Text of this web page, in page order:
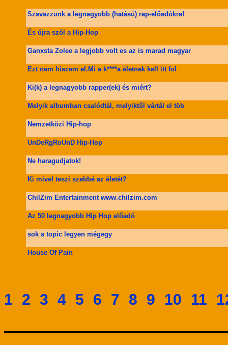
Szavazzunk a legnagyobb (hatású) rap-előadókra!
És újra szól a Hip-Hop
Ganxsta Zolee a legjobb volt es az is marad magyar
Ezt nem hiszem el.Mi a k****a életnek kell itt fol
Ki(k) a legnagyobb rapper(ek) és miért?
Melyik albumban csalódtál, melyiktől vártál el töb
Nemzetközi Hip-hop
UnDeRgRoUnD Hip-Hop
Ne haragudjatok!
Ki mivel teszi szebbé az életét?
ChilZim Entertainment www.chilzim.com
Az 50 legnagyobb Hip Hop előadó
sok a topic legyen mégegy
House Of Pain
1 2 3 4 5 6 7 8 9 10 11